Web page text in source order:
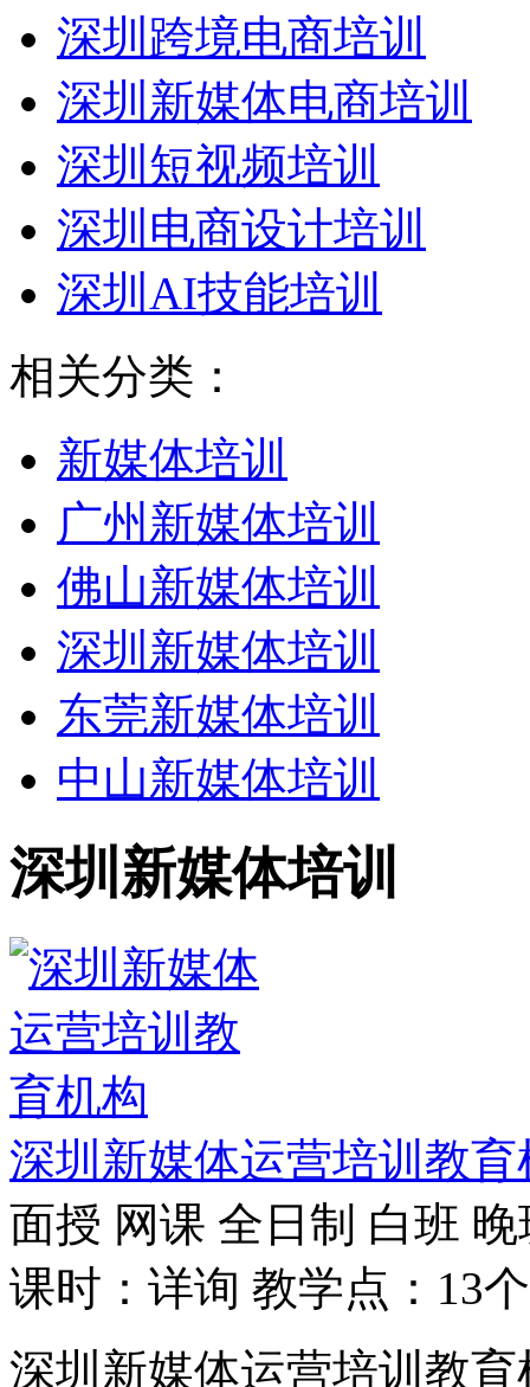
深圳跨境电商培训
深圳新媒体电商培训
深圳短视频培训
深圳电商设计培训
深圳AI技能培训
相关分类：
新媒体培训
广州新媒体培训
佛山新媒体培训
深圳新媒体培训
东莞新媒体培训
中山新媒体培训
深圳新媒体培训
深圳新媒体运营培训教育
面授 网课 全日制 白班 晚
课时：详询 教学点：13个
深圳新媒体运营培训教